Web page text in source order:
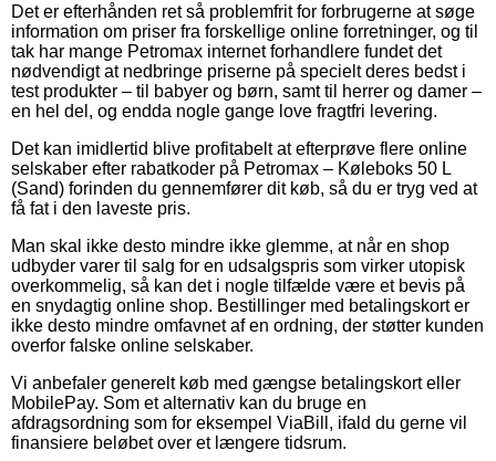
Det er efterhånden ret så problemfrit for forbrugerne at søge
information om priser fra forskellige online forretninger, og til
tak har mange Petromax internet forhandlere fundet det
nødvendigt at nedbringe priserne på specielt deres bedst i
test produkter – til babyer og børn, samt til herrer og damer –
en hel del, og endda nogle gange love fragtfri levering.
Det kan imidlertid blive profitabelt at efterprøve flere online
selskaber efter rabatkoder på Petromax – Køleboks 50 L
(Sand) forinden du gennemfører dit køb, så du er tryg ved at
få fat i den laveste pris.
Man skal ikke desto mindre ikke glemme, at når en shop
udbyder varer til salg for en udsalgspris som virker utopisk
overkommelig, så kan det i nogle tilfælde være et bevis på
en snydagtig online shop. Bestillinger med betalingskort er
ikke desto mindre omfavnet af en ordning, der støtter kunden
overfor falske online selskaber.
Vi anbefaler generelt køb med gængse betalingskort eller
MobilePay. Som et alternativ kan du bruge en
afdragsordning som for eksempel ViaBill, ifald du gerne vil
finansiere beløbet over et længere tidsrum.